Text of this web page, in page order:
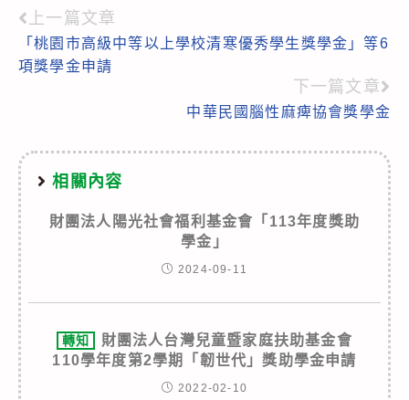
Read
more
上一篇文章
「桃園市高級中等以上學校清寒優秀學生獎學金」等6
項獎學金申請
下一篇文章
中華民國腦性麻痺協會獎學金
相關內容
財團法人陽光社會福利基金會「113年度獎助
學金」
2024-09-11
轉知
財團法人台灣兒童暨家庭扶助基金會
110學年度第2學期「韌世代」獎助學金申請
2022-02-10